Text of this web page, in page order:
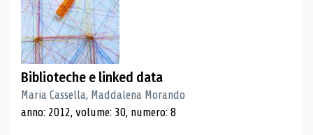
Biblioteche e linked data
Maria Cassella, Maddalena Morando
anno: 2012, volume: 30, numero: 8